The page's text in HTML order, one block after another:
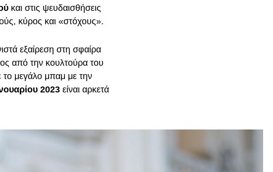
και στις ψευδαισθήσεις
κύρος και «στόχους».
εξαίρεση στη σφαίρα
από την κουλτούρα του
το μεγάλο μπαμ με την
2023 είναι αρκετά